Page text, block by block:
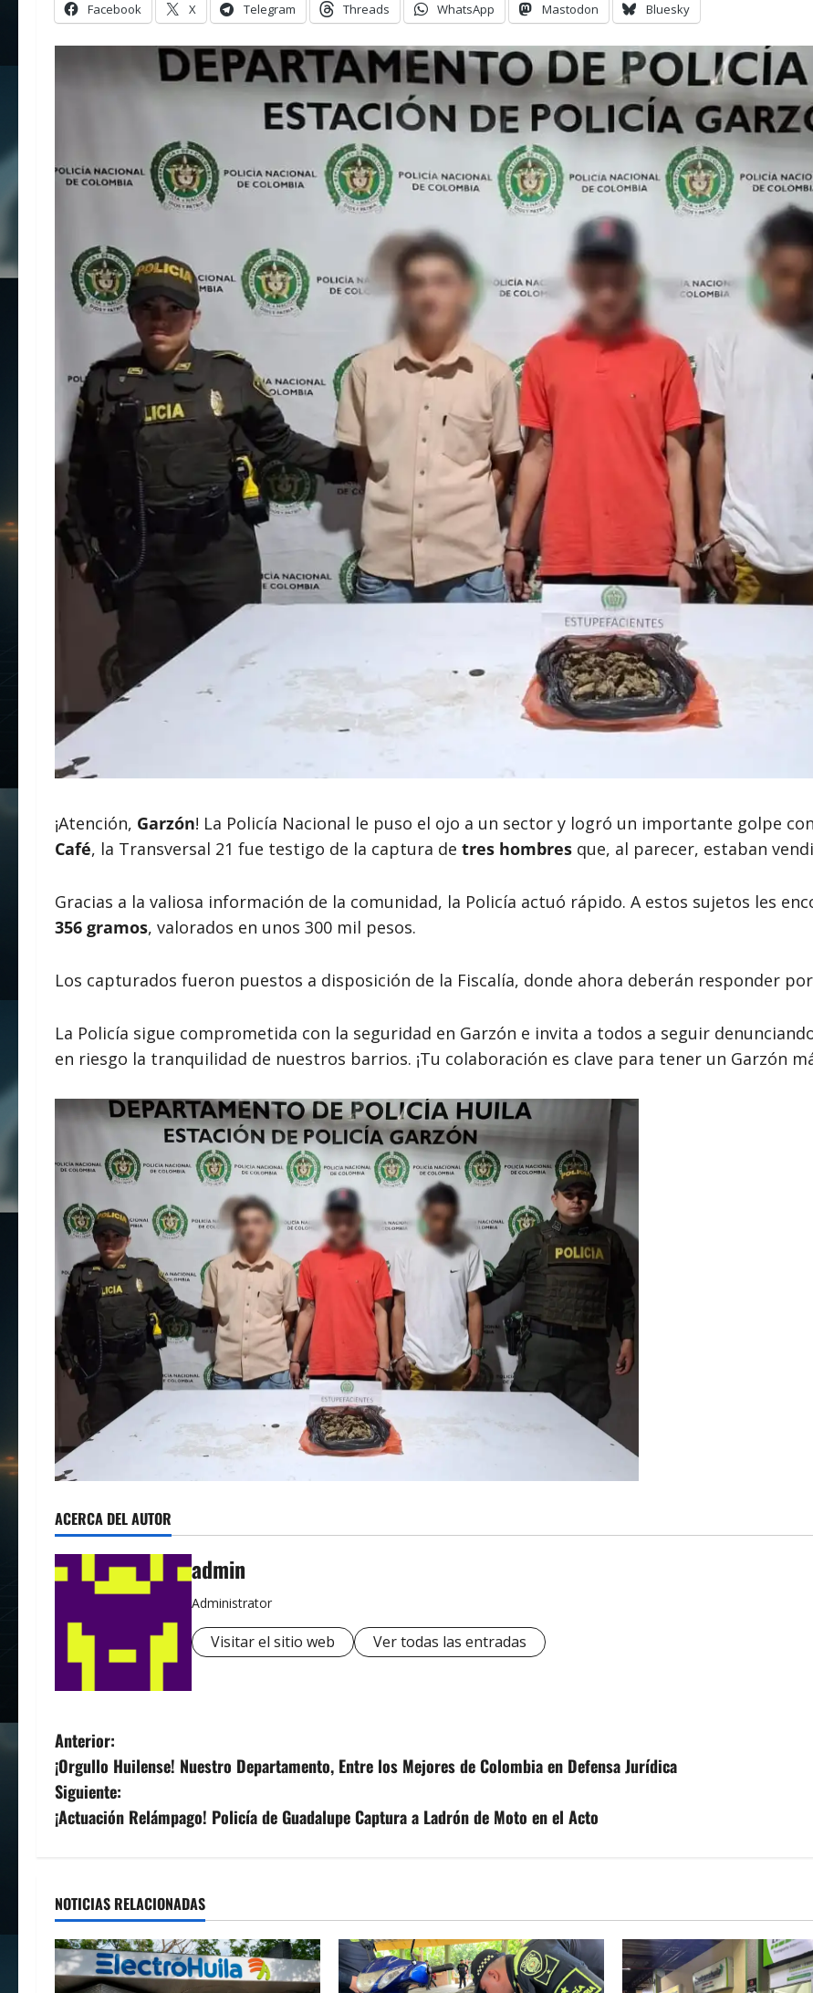
Facebook X Telegram Threads WhatsApp Mastodon Bluesky
¡Atención, Garzón! La Policía Nacional le puso el ojo a un sector y logró un importante golpe
Café, la Transversal 21 fue testigo de la captura de tres hombres que, al parecer, estaban
Gracias a la valiosa información de la comunidad, la Policía actuó rápido. A estos sujetos les
356 gramos, valorados en unos 300 mil pesos.
Los capturados fueron puestos a disposición de la Fiscalía, donde ahora deberán responder
La Policía sigue comprometida con la seguridad en Garzón e invita a todos a seguir
en riesgo la tranquilidad de nuestros barrios. ¡Tu colaboración es clave para tener un Garzón
ACERCA DEL AUTOR
admin
Administrator
Visitar el sitio web Ver todas las entradas
N
a
v
g
a
c
Anterior:
¡Orgullo Huilense! Nuestro Departamento, Entre los Mejores de Colombia en Defensa Jurídica
Siguiente:
¡Actuación Relámpago! Policía de Guadalupe Captura a Ladrón de Moto en el Acto
NOTICIAS RELACIONADAS